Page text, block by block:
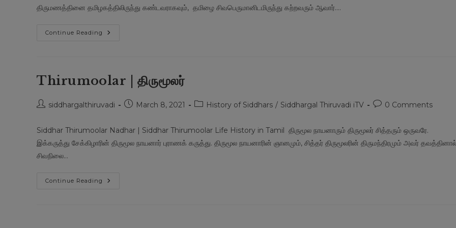
திருமணத்தினை தமிழகத்திலிருந்து கண்டவராகவும், தமிழை சிவபெருமானிடமிருந்து கற்றவரும் ஆவார்.…
Continue Reading Agasthiya
Thirumoolar | திருமூலர்
Postsiddhargalthiruvadi
PostMarch 8, 2021
PostHistory of Siddhars / Siddhargal Thiruvadi iTV
Post0 Comments
Siddhar Thirumoolar Nadhar | Siddhar Thirumoolar Life History in Tamil திருமூல நாயனாரும் திருமூலர் சித்தரும் ஒருவரே.
இக்கருத்து சேக்கிழாரின் திருமூல நாயனார் புராணக் கருத்து. திருமூல நாயனாரின் ஞானமும், சித்தர் திருமூலரின் திருமந்திரமும் அவர்
சிவநிலை…
Continue Reading Thirumoolar